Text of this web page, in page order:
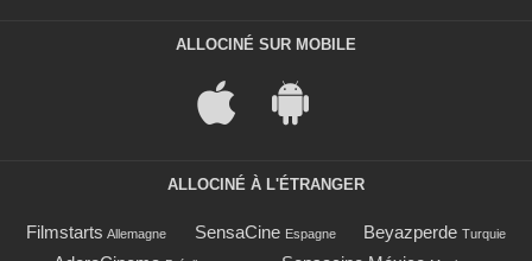
ALLOCINÉ SUR MOBILE
ALLOCINÉ À L'ÉTRANGER
Filmstarts Allemagne SensaCine Espagne Beyazperde Turquie